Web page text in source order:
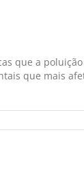
que a
que mais